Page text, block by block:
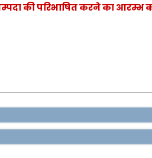
की परिभाषित करने का आरम्भ